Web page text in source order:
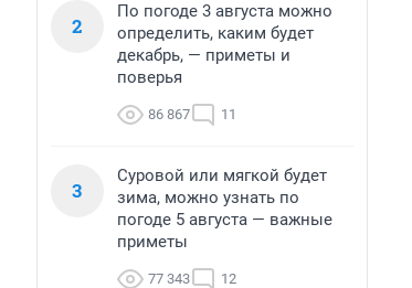
2
По погоде 3 августа можно
определить, каким будет
декабрь, — приметы и
поверья
86 867 11
3
Суровой или мягкой будет
зима, можно узнать по
погоде 5 августа — важные
приметы
77 343 12